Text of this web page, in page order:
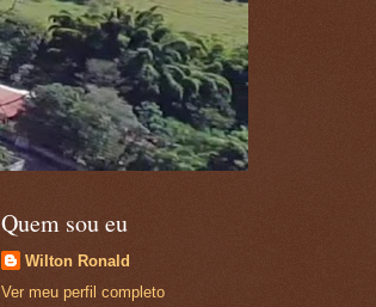
Quem sou eu
Wilton Ronald
Ver meu perfil completo